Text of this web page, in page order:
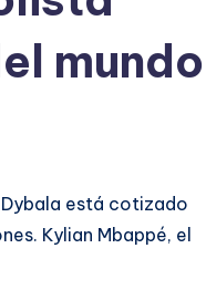
mundo
está cotizado
Kylian Mbappé, el